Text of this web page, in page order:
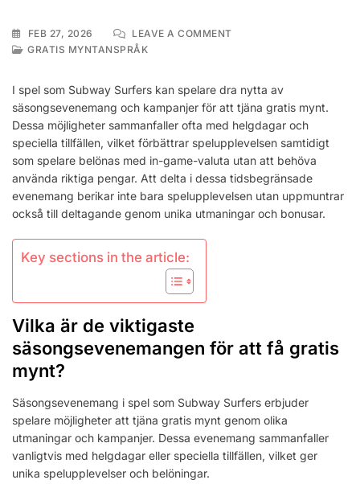
FEB 27, 2026 LEAVE A COMMENTON
KAMPANJER,
SÄRSKILDA
TILLFÄLLEN
GRATIS MYNTANSPRÅK
I spel som Subway Surfers kan spelare dra nytta av
säsongsevenemang och kampanjer för att tjäna gratis mynt.
Dessa möjligheter sammanfaller ofta med helgdagar och
speciella tillfällen, vilket förbättrar spelupplevelsen samtidigt
som spelare belönas med in-game-valuta utan att behöva
använda riktiga pengar. Att delta i dessa tidsbegränsade
evenemang berikar inte bara spelupplevelsen utan uppmuntrar
också till deltagande genom unika utmaningar och bonusar.
Key sections in the article:
Vilka är de viktigaste
säsongsevenemangen för att få gratis
mynt?
Säsongsevenemang i spel som Subway Surfers erbjuder
spelare möjligheter att tjäna gratis mynt genom olika
utmaningar och kampanjer. Dessa evenemang sammanfaller
vanligtvis med helgdagar eller speciella tillfällen, vilket ger
unika spelupplevelser och belöningar.